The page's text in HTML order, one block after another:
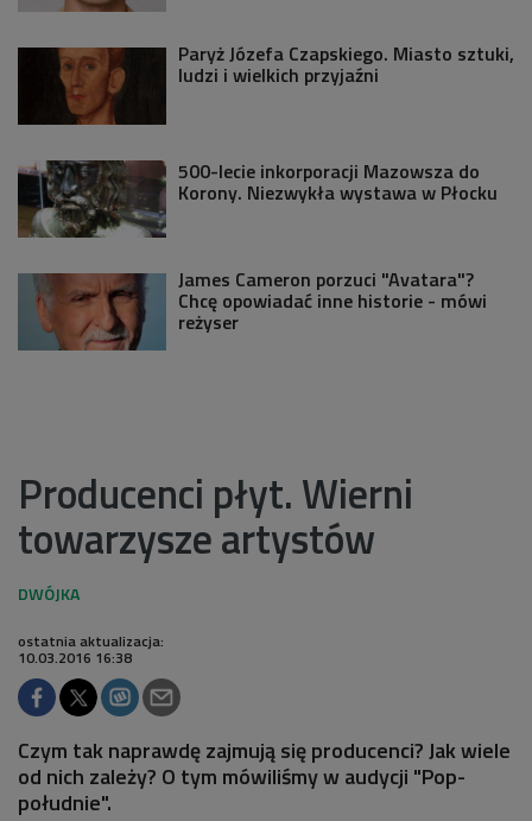
Paryż Józefa Czapskiego. Miasto sztuki,
ludzi i wielkich przyjaźni
500-lecie inkorporacji Mazowsza do
Korony. Niezwykła wystawa w Płocku
James Cameron porzuci "Avatara"?
Chcę opowiadać inne historie - mówi
reżyser
Producenci płyt. Wierni
towarzysze artystów
ostatnia aktualizacja:
10.03.2016 16:38
Czym tak naprawdę zajmują się producenci? Jak wiele
od nich zależy? O tym mówiliśmy w audycji "Pop-
południe".